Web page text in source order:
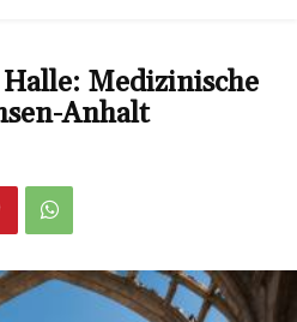
Medizinische
Anhalt